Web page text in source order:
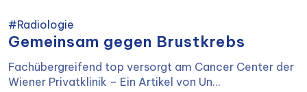
#Radiologie
Gemeinsam gegen Brustkrebs
Fachübergreifend top versorgt am Cancer Center der
Wiener Privatklinik – Ein Artikel von Un...